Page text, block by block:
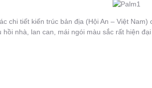
chi tiết kiến trúc bản địa (Hội An – Việt
nhà, lan can, mái ngói màu sắc rất hiện